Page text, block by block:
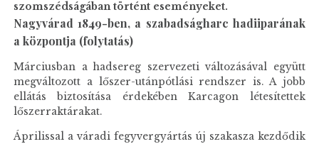
szomszédságában történt eseményeket.
Nagyvárad 1849-ben, a szabadságharc hadiiparának
a központja (folytatás)
Márciusban a hadsereg szervezeti változásával együtt
megváltozott a lőszer-utánpótlási rendszer is. A jobb
ellátás biztosítása érdekében Karcagon létesítettek
lőszerraktárakat.
Áprilissal a váradi fegyvergyártás új szakasza kezdődik